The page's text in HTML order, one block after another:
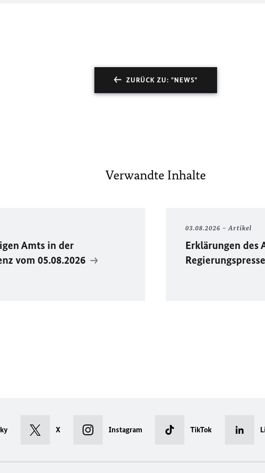
ZURÜCK ZU: "NEWS"
Verwandte Inhalte
Amts in der
vom 05.08.2026
03.08.2026 Artikel
Erklärungen des
X Instagram TikTok